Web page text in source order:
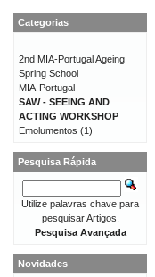
Categorias
2nd MIA-Portugal Ageing
Spring School
MIA-Portugal
SAW - SEEING AND
ACTING WORKSHOP
Emolumentos (1)
Pesquisa Rápida
Utilize palavras chave para
pesquisar Artigos.
Pesquisa Avançada
Novidades